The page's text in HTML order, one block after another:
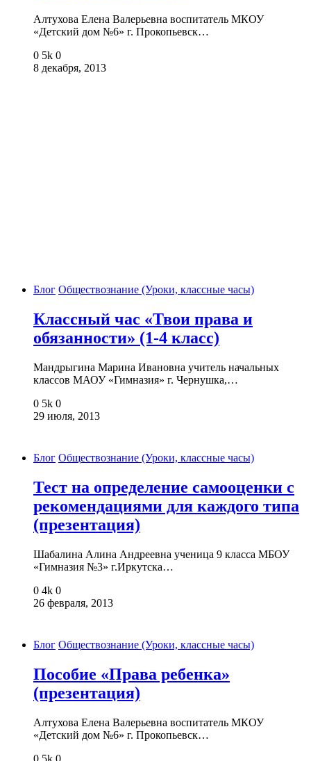
Алтухова Елена Валерьевна воспитатель МКОУ
«Детский дом №6» г. Прокопьевск…
0 5k 0
8 декабря, 2013
Блог Обществознание (Уроки, классные часы)
Классный час «Твои права и
обязанности» (1-4 класс)
Мандрыгина Марина Ивановна учитель начальных
классов МАОУ «Гимназия» г. Чернушка,…
0 5k 0
29 июля, 2013
Блог Обществознание (Уроки, классные часы)
Тест на определение самооценки с
рекомендациями для каждого типа
(презентация)
Шабалина Алина Андреевна ученица 9 класса МБОУ
«Гимназия №3» г.Иркутска…
0 4k 0
26 февраля, 2013
Блог Обществознание (Уроки, классные часы)
Пособие «Права ребенка»
(презентация)
Алтухова Елена Валерьевна воспитатель МКОУ
«Детский дом №6» г. Прокопьевск…
0 5k 0